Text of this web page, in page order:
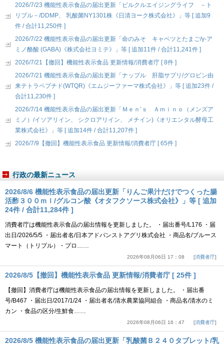
2026/7/23 機能性表示食品の届出更新「ピルクルエイジングライフ －ト
リプル－/DDMP、 乳酸菌NY1301株《日清ヨーク株式会社》」等 [ 追加9
件 / 合計11,250件 ]
2026/7/22 機能性表示食品の届出更新「命のみそ キャベツとたまご/γ-ア
ミノ酪酸 (GABA)《株式会社ヨミテ》」等 [ 追加11件 / 合計11,241件 ]
2026/7/21【撤回】機能性表示食品 更新情報/消費者庁 [ 8件 ]
2026/7/21 機能性表示食品の届出更新「ナップル 肝脂サプリ/グロビン由
来テトラペプチド(WTQR)《エムジーファーマ株式会社》」等 [ 追加23件 /
合計11,230件 ]
2026/7/14 機能性表示食品の届出更新「Ｍｅｎ’ｓ Ａｍｉｎｏ（メンズア
ミノ）/イソアリイン、 シクロアリイン、 メチイン)《オリエンタル酵母工
業株式会社》」等 [ 追加14件 / 合計11,207件 ]
2026/7/9【撤回】機能性表示食品 更新情報/消費者庁 [ 65件 ]
行政の最新ニュース
2026/8/6 機能性表示食品の届出更新「りんご果汁だけでつくった腸
活酢３００ｍｌ/グルコン酸《オタフクソース株式会社》」等 [ 追加
24件 / 合計11,284件 ]
消費者庁は機能性表示食品の届出情報を更新しました。 ・届出番号/L176 ・届
出日/2026/5/5 ・届出者名/日本アドバンストアグリ株式会社 ・商品名/ブルース
マート（トリプル）・プロ……
2026年08月06日 17：08 消費者庁
2026/8/5【撤回】機能性表示食品 更新情報/消費者庁 [ 25件 ]
【撤回】消費者庁は機能性表示食品の届出情報を更新しました。 ・届出番
号/B467 ・届出日/2017/1/24 ・届出者名/清水農業協同組合 ・商品名/清水のミ
カン ・食品の区分/生鮮食……
2026年08月06日 16：47 消費者庁
2026/8/5 機能性表示食品の届出更新「乳酸菌Ｂ２４０タブレット/乳